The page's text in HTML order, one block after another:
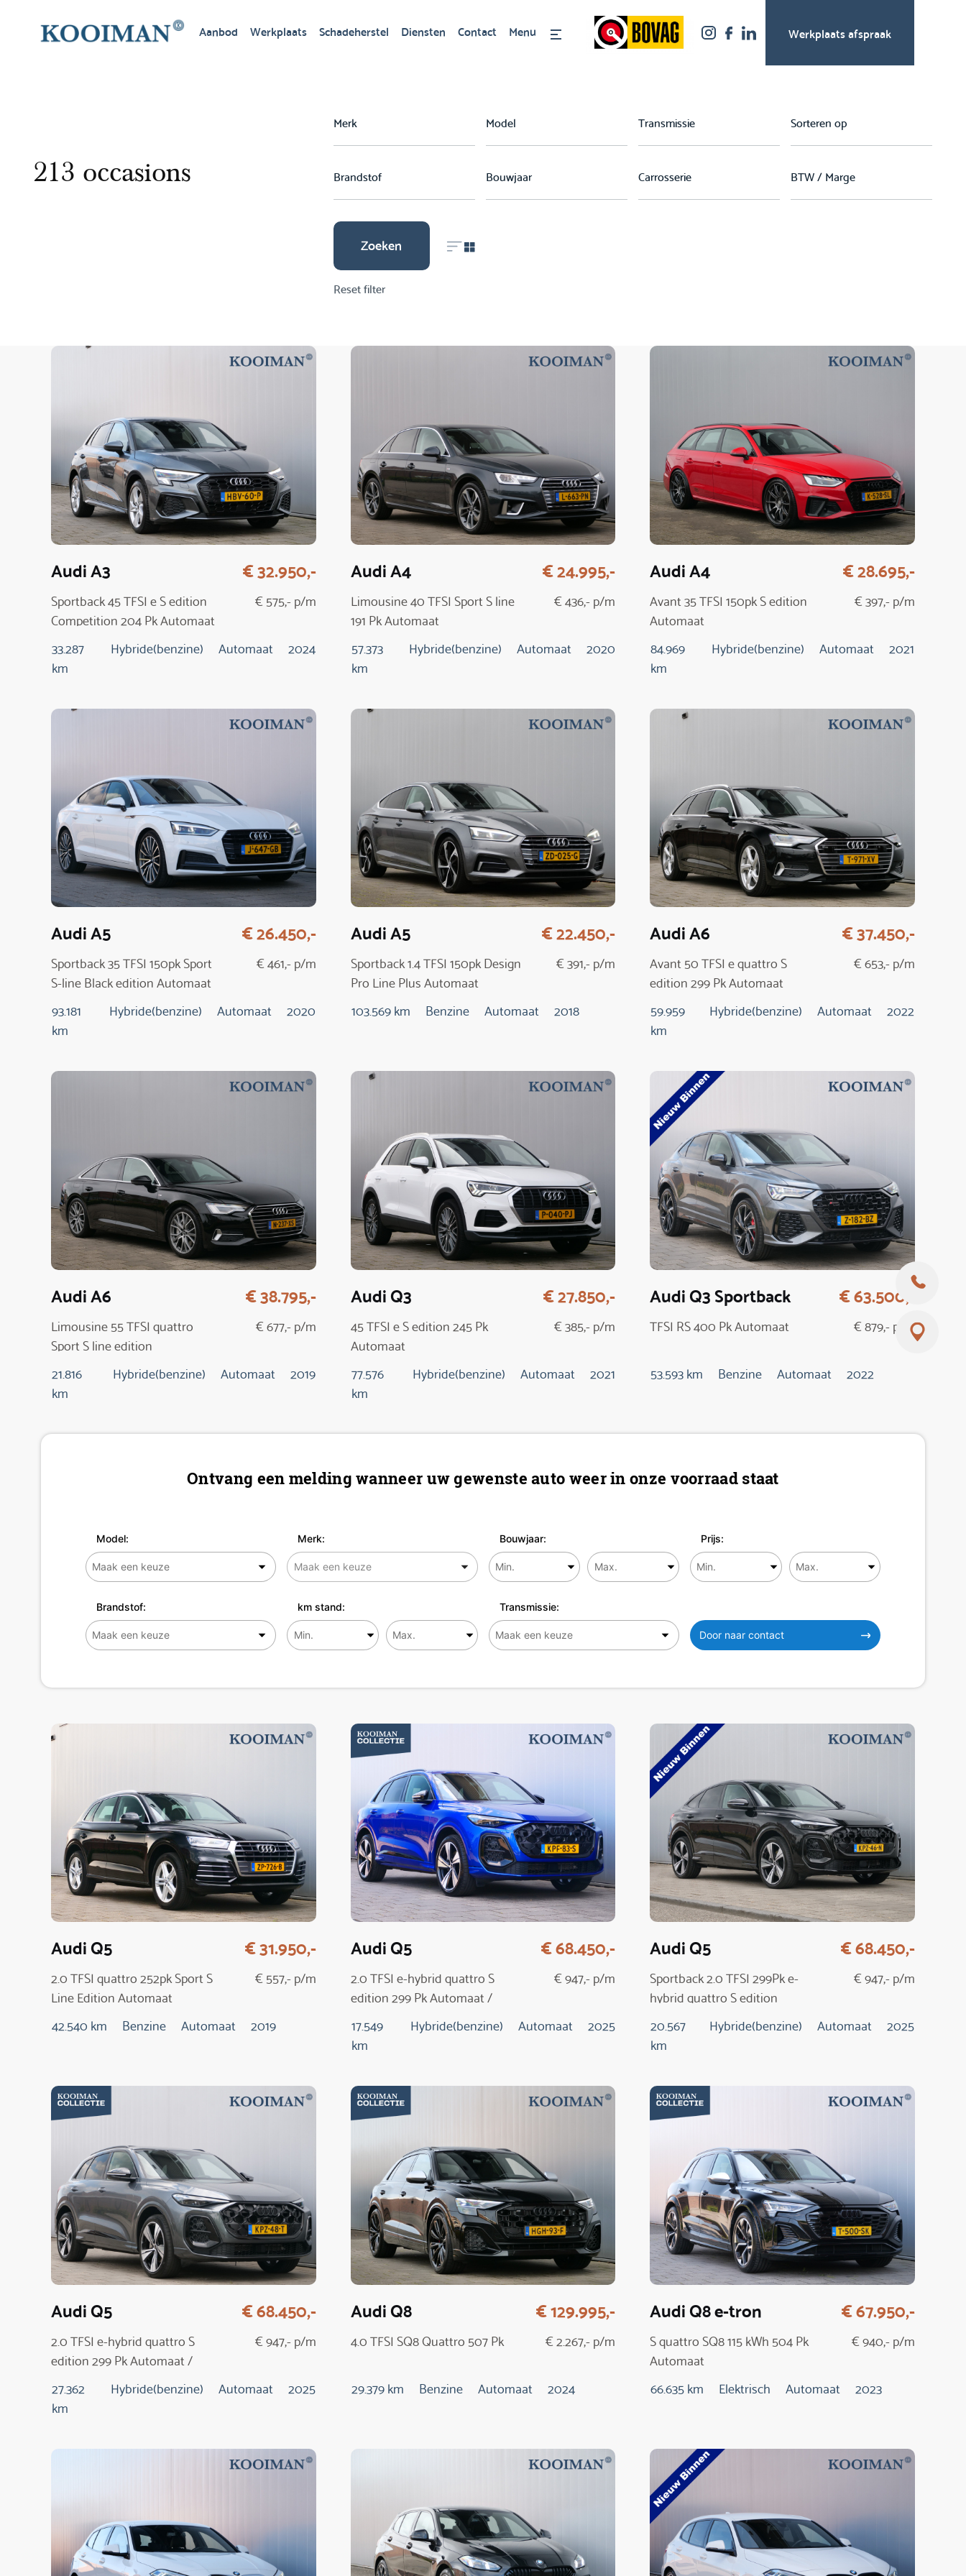
Aanbod Werkplaats Schadeherstel Diensten Contact Menu Werkplaats afspraak
213 occasions
Zoeken
Reset filter
Audi A3
Sportback 45 TFSI e S edition
Competition 204 Pk Automaat
€ 32.950,-
€ 575,- p/m
33.287
km
Hybride(benzine) Automaat 2024
Audi A4
Limousine 40 TFSI Sport S line
191 Pk Automaat
€ 24.995,-
€ 436,- p/m
57.373
km
Hybride(benzine) Automaat 2020
Audi A4
Avant 35 TFSI 150pk S edition
Automaat
€ 28.695,-
€ 397,- p/m
84.969
km
Hybride(benzine) Automaat 2021
Audi A5
Sportback 35 TFSI 150pk Sport
S-line Black edition Automaat
€ 26.450,-
€ 461,- p/m
93.181
km
Hybride(benzine) Automaat 2020
Audi A5
Sportback 1.4 TFSI 150pk Design
Pro Line Plus Automaat
€ 22.450,-
€ 391,- p/m
103.569 km Benzine Automaat 2018
Audi A6
Avant 50 TFSI e quattro S
edition 299 Pk Automaat
€ 37.450,-
€ 653,- p/m
59.959
km
Hybride(benzine) Automaat 2022
Audi A6
Limousine 55 TFSI quattro
Sport S line edition
€ 38.795,-
€ 677,- p/m
21.816
km
Hybride(benzine) Automaat 2019
Audi Q3
45 TFSI e S edition 245 Pk
Automaat
€ 27.850,-
€ 385,- p/m
77.576
km
Hybride(benzine) Automaat 2021
Audi Q3 Sportback
TFSI RS 400 Pk Automaat
€ 63.500,-
€ 879,- p/m
53.593 km Benzine Automaat 2022
Ontvang een melding wanneer uw gewenste auto weer in onze voorraad staat
Model: Merk: Bouwjaar: Prijs:
Brandstof: km stand: Transmissie:
Door naar contact
Audi Q5
2.0 TFSI quattro 252pk Sport S
Line Edition Automaat
€ 31.950,-
€ 557,- p/m
42.540 km Benzine Automaat 2019
Audi Q5
2.0 TFSI e-hybrid quattro S
edition 299 Pk Automaat /
NIEUW MODEL
€ 68.450,-
€ 947,- p/m
17.549
km
Hybride(benzine) Automaat 2025
Audi Q5
Sportback 2.0 TFSI 299Pk e-
hybrid quattro S edition
€ 68.450,-
€ 947,- p/m
20.567
km
Hybride(benzine) Automaat 2025
Audi Q5
2.0 TFSI e-hybrid quattro S
edition 299 Pk Automaat /
NIEUW MODEL
€ 68.450,-
€ 947,- p/m
27.362
km
Hybride(benzine) Automaat 2025
Audi Q8
4.0 TFSI SQ8 Quattro 507 Pk
€ 129.995,-
€ 2.267,- p/m
29.379 km Benzine Automaat 2024
Audi Q8 e-tron
S quattro SQ8 115 kWh 504 Pk
Automaat
€ 67.950,-
€ 940,- p/m
66.635 km Elektrisch Automaat 2023